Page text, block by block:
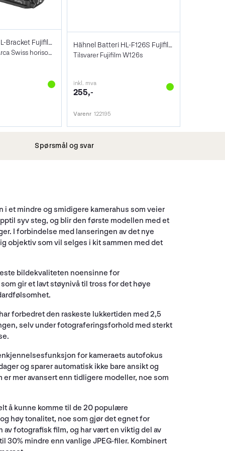
SmallRig 3231 L-Bracket Fujifilm X-E4
Vinkelskinne Arca Swiss horisontalt
Hähnel Batteri HL-F126S Fujifilm (W126)
Tilsvarer Fujifilm W126s
inkl. mva
255,-
Varenr 122195
Spørsmål og svar
et mindre og smidigere kamerahus som veier
syv steg, og blir den første modellen med et
I forbindelse med lanseringen av det nye
objektiv som vil selges i kit sammen med det
bildekvaliteten noensinne for
gir et lavt støynivå til tross for det høye
forbedret den raskeste lukkertiden med 2,5
selv under fotograferingsforhold med sterkt
for kameraets autofokus
og sparer automatisk ikke bare ansikt og
mer avansert enn tidligere modeller, noe som
å kunne komme til de 20 populære
høy tonalitet, noe som gjør det egnet for
fotografisk film, og har vært en viktig del av
30% mindre enn vanlige JPEG-filer. Kombinert